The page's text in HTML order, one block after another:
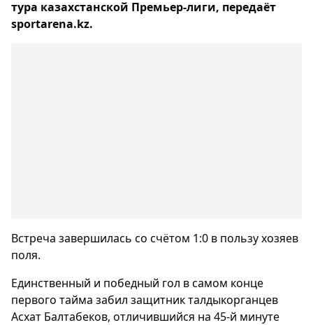
тура казахстанской Премьер-лиги, передаёт
sportarena.kz.
Встреча завершилась со счётом 1:0 в пользу хозяев
поля.
Единственный и победный гол в самом конце
первого тайма забил защитник талдыкорганцев
Асхат Балтабеков, отличившийся на 45-й минуте